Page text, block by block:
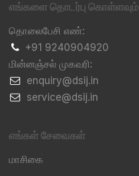
எங்களை தொடர்பு கொள்ளவும்
தொலைபேசி எண்:
+91 9240904920
மின்னஞ்சல் முகவரி:
​enquiry@dsij.in
​service@dsij.in
எங்கள் சேவைகள்
மாசிகை